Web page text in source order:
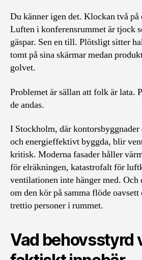
Du känner igen det. Klockan två på
Luften i konferensrummet är tjock
gäspar. Sen en till. Plötsligt sitter
tomt på sina skärmar medan
golvet.
Problemet är sällan att folk är lata.
de andas.
I Stockholm, där kontorsbyggnader
och energieffektivt byggda, blir
kritisk. Moderna fasader håller
för elräkningen, katastrofalt för
ventilationen inte hänger med. Och
om den kör på samma flöde
trettio personer i rummet.
Vad behovsstyrd